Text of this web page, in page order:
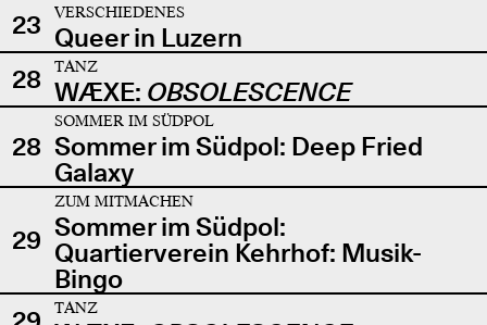
23
VERSCHIEDENES
Queer in Luzern
28
TANZ
WÆXE: OBSOLESCENCE
28
SOMMER IM SÜDPOL
Sommer im Südpol: Deep Fried
Galaxy
29
ZUM MITMACHEN
Sommer im Südpol:
Quartierverein Kehrhof: Musik-
Bingo
TANZ